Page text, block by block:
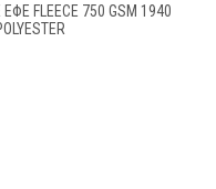
FLEECE 750 GSM 1940